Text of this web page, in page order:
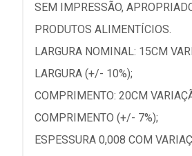
SEM IMPRESSÃO,
PRODUTOS ALIMENTÍCIOS.
LARGURA NOMINAL: 15CM
LARGURA (+/- 10%);
COMPRIMENTO: 20CM
COMPRIMENTO (+/- 7%);
ESPESSURA 0,008 COM